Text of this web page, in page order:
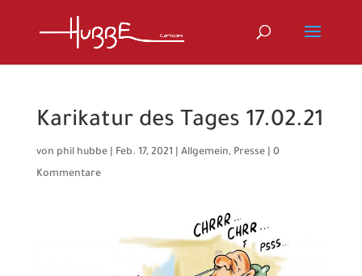
Karikatur des Tages 17.02.21
von phil hubbe| Feb. 17, 2021 Allgemein, Presse| 0
Kommentare